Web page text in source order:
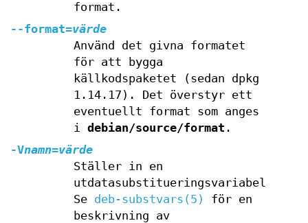
format.
--format=värde
Använd det givna formatet
för att bygga
källkodspaketet (sedan dpkg
1.14.17). Det överstyr ett
eventuellt format som anges
i debian/source/format .
-Vnamn=värde
Ställer in en
utdatasubstitueringsvariabel.
Se deb-substvars(5)
för en
beskrivning av